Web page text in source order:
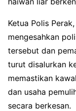
Ketua Polis
mengesahkan
tersebut dan
turut disalurkan
memastikan
dan usaha
secara berkesan.